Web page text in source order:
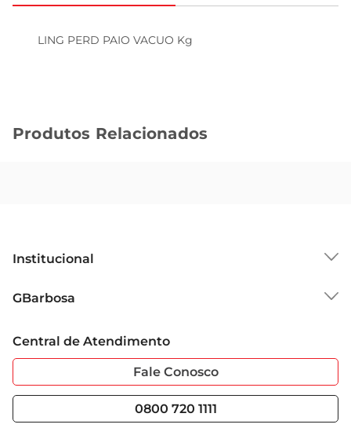
LING PERD PAIO VACUO Kg
Produtos Relacionados
Institucional
Grupo Cencosud
Sobre Privacidade
Portal do Fornecedo
Nossas Lojas
GBarbosa
Garantia Estendida
Serviços
Black Friday
Central de Atendimento
Fale Conosco
0800 720 1111